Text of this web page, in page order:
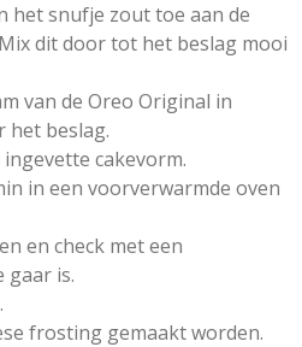
het snufje zout toe aan de
dit door tot het beslag mooi
van de Oreo Original in
het beslag.
cakevorm.
in een voorverwarmde oven
en check met een
gaar is.
frosting gemaakt worden.